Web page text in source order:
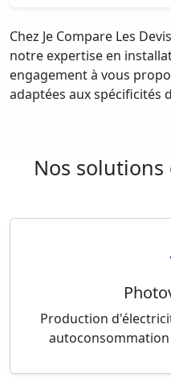
Chez Je Compare Les
notre expertise en
engagement à vous
adaptées aux spécificités
Nos
Production
autoconsommation